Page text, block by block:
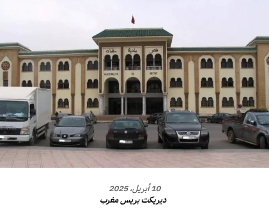
10 أبريل، 2025
ديريكت بريس مغرب